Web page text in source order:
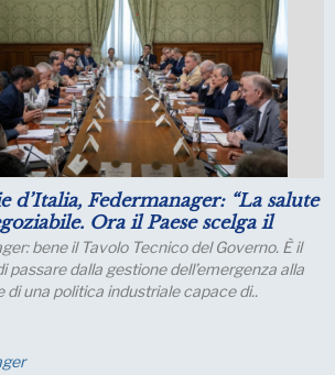
infrastrutture e manager per il
del nord Italia
di quest’area è fondamentale per un
con l’Europa